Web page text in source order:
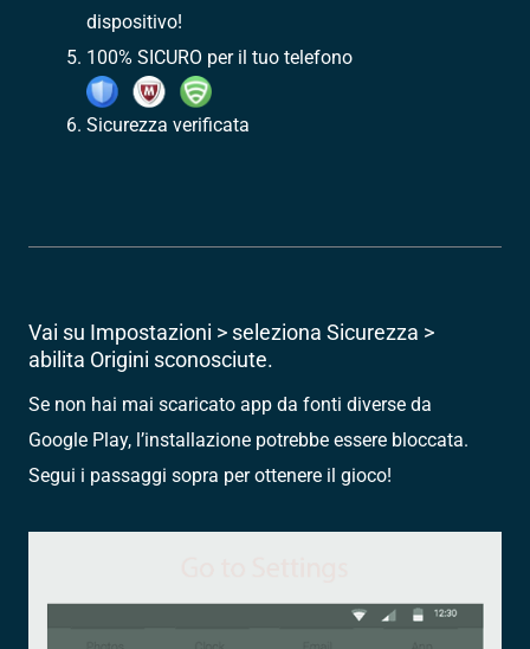
dispositivo!
100% SICURO per il tuo telefono
Sicurezza verificata
Vai su Impostazioni > seleziona Sicurezza >
abilita Origini sconosciute.
Se non hai mai scaricato app da fonti diverse da
Google Play, l’installazione potrebbe essere bloccata.
Segui i passaggi sopra per ottenere il gioco!